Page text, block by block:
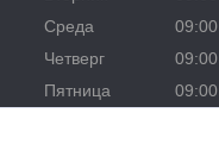
Среда
09:00
Четверг
09:00
Пятница
09:00